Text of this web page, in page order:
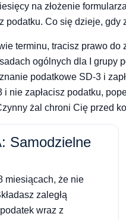
na złożenie
podatku. Co się dzieje, gdy
terminu, tracisz prawo
ogólnych dla I grupy
podatkowe SD-3 i
i nie zapłacisz podatku,
żal chroni Cię przed
Samodzielne
miesiącach, że nie
zaległą
wraz z